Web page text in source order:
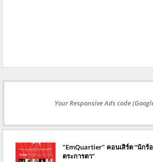
Your Responsive Ads code
"EmQuartier" คอนเสิร์ต “นักร้
ตระการตา”